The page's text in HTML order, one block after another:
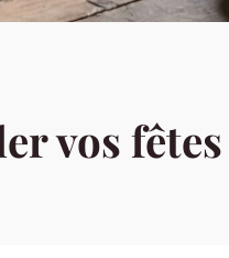
vos fêtes